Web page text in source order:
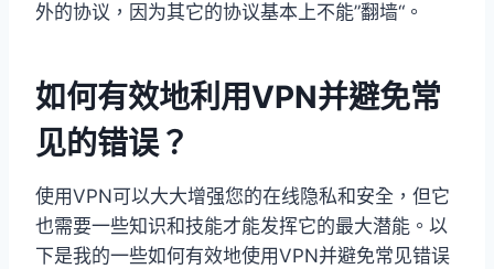
外的协议，因为其它的协议基本上不能”翻墙“。
如何有效地利用VPN并避免常
见的错误？
使用VPN可以大大增强您的在线隐私和安全，但它
也需要一些知识和技能才能发挥它的最大潜能。以
下是我的一些如何有效地使用VPN并避免常见错误